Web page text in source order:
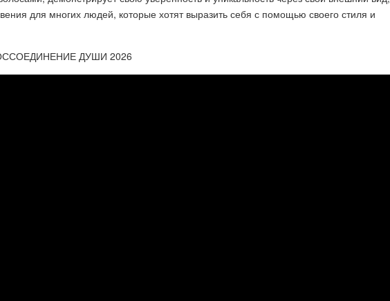
для многих людей, которые хотят выразить себя с помощью своего стиля и
ДУШИ 2026